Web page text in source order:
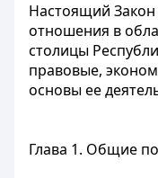
Настоящий
отношения в
столицы
правовые,
основы ее
Глава 1. Общие